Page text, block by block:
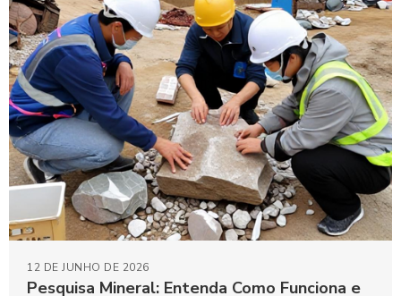
Pesquisa Mineral: Entenda Como Funciona e
12 DE JUNHO DE 2026